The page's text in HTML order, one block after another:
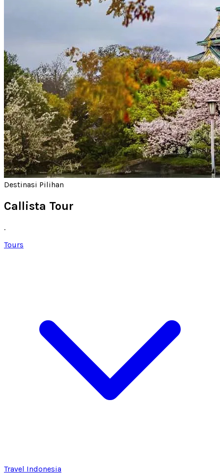
Destinasi Pilihan
Callista Tour
.
Tours
Travel Indonesia